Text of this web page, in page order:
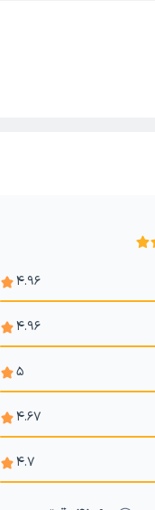
4.96
4.96
5
4.67
4.7